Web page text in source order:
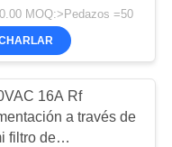
31
roscado para
anecoica EMC y
de blindaje RF
MOQ:>Pedazos =50
16A Rf
a través de
filtro de